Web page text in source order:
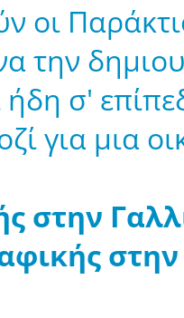
οι
την
σ'
για μια
στην